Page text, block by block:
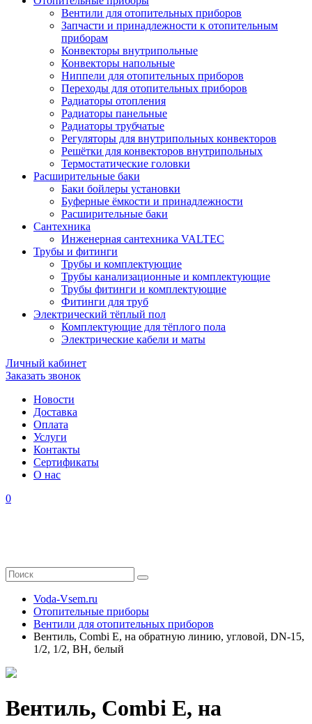
Вентили для отопительных приборов
Запчасти и принадлежности к отопительным
приборам
Конвекторы внутрипольные
Конвекторы напольные
Ниппели для отопительных приборов
Переходы для отопительных приборов
Радиаторы отопления
Радиаторы панельные
Радиаторы трубчатые
Регуляторы для внутрипольных конвекторов
Решётки для конвекторов внутрипольных
Термостатические головки
Расширительные баки
Баки бойлеры установки
Буферные ёмкости и принадлежности
Расширительные баки
Сантехника
Инженерная сантехника VALTEC
Трубы и фитинги
Трубы и комплектующие
Трубы канализационные и комплектующие
Трубы фитинги и комплектующие
Фитинги для труб
Электрический тёплый пол
Комплектующие для тёплого пола
Электрические кабели и маты
Личный кабинет
Заказать звонок
Новости
Доставка
Оплата
Услуги
Контакты
Cертификаты
О нас
0
Voda-Vsem.ru
Отопительные приборы
Вентили для отопительных приборов
Вентиль, Combi E, на обратную линию, угловой, DN-15,
1/2, 1/2, ВН, белый
Вентиль, Combi E, на